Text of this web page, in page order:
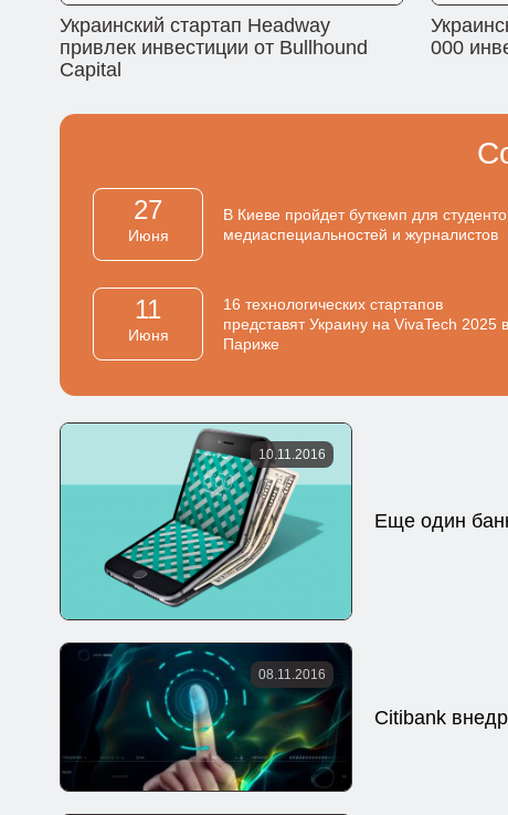
Украинский стартап Headway
привлек инвестиции от Bullhound
Capital
000
27
Июня
В Киеве пройдет буткемп для
медиаспециальностей и журналистов
11
Июня
16 технологических стартапов
представят Украину на VivaTech 2025 в
Париже
10.11.2016
Еще один
08.11.2016
Citibank